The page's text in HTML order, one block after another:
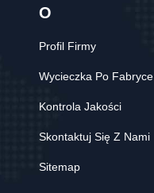
O
Profil Firmy
Wycieczka Po Fabryce
Kontrola Jakości
Skontaktuj Się Z Nami
Sitemap